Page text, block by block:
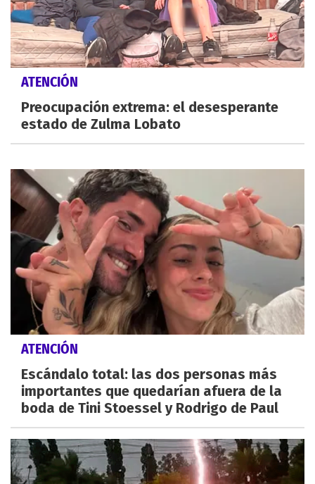
ATENCIÓN
Preocupación extrema: el desesperante
estado de Zulma Lobato
ATENCIÓN
Escándalo total: las dos personas más
importantes que quedarían afuera de la
boda de Tini Stoessel y Rodrigo de Paul